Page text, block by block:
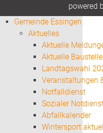
powered
Gemeinde Essingen
Aktuelles
Aktuelle
Aktuelle
Landtagswahl
Veranstaltungen
Notfalldienst
Sozialer
Abfallkalender
Wintersport